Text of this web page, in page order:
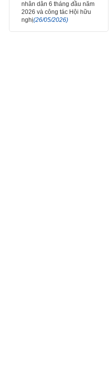
nhân dân 6 tháng đầu năm
2026 và công tác Hội hữu
nghị(26/05/2026)